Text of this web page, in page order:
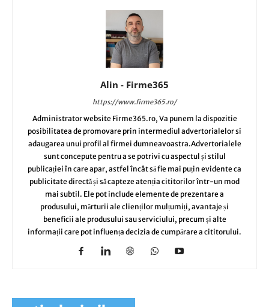
Alin - Firme365
https://www.firme365.ro/
Administrator website Firme365.ro, Va punem la dispozitie
posibilitatea de promovare prin intermediul advertorialelor si
adaugarea unui profil al firmei dumneavoastra.Advertorialele
sunt concepute pentru a se potrivi cu aspectul și stilul
publicației în care apar, astfel încât să fie mai puțin evidente ca
publicitate directă și să capteze atenția cititorilor într-un mod
mai subtil. Ele pot include elemente de prezentare a
produsului, mărturii ale clienților mulțumiți, avantaje și
beneficii ale produsului sau serviciului, precum și alte
informații care pot influența decizia de cumpărare a cititorului.